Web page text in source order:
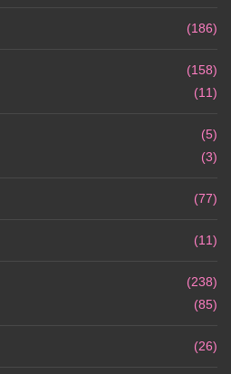
(186)
(158)
(11)
(5)
(3)
(77)
(11)
(238)
(85)
(26)